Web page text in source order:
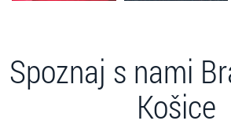
Spoznaj s nami
Košice